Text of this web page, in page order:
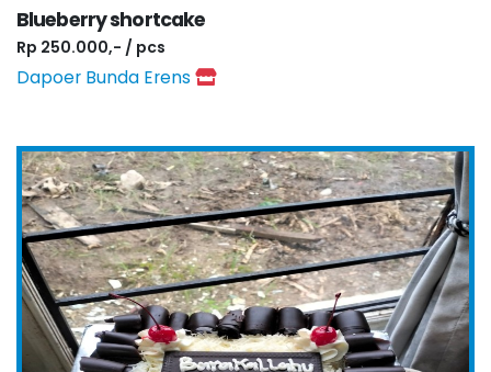
Blueberry shortcake
Rp 250.000,- / pcs
Dapoer Bunda Erens